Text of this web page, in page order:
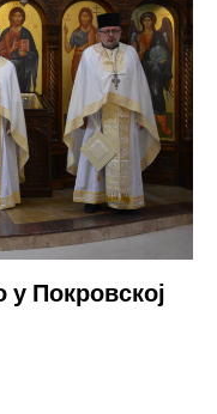
Покровској